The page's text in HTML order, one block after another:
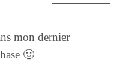
mon dernier
🙂